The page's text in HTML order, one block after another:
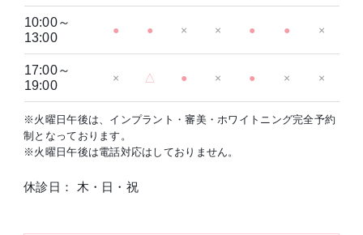
10:00～
13:00
● ● × × ● ● ×
17:00～
19:00
× △ ● × ● × ×
※火曜日午後は、インプラント・審美・ホワイトニング完全予約
制となっております。
※火曜日午後は電話対応はしておりません。
休診日： 木・日・祝